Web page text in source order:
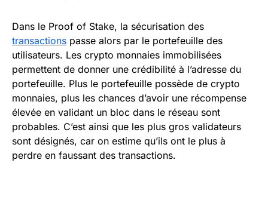
Dans le Proof of Stake, la sécurisation des
transactions passe alors par le portefeuille des
utilisateurs. Les crypto monnaies immobilisées
permettent de donner une crédibilité à l’adresse du
portefeuille. Plus le portefeuille possède de crypto
monnaies, plus les chances d’avoir une récompense
élevée en validant un bloc dans le réseau sont
probables. C’est ainsi que les plus gros validateurs
sont désignés, car on estime qu’ils ont le plus à
perdre en faussant des transactions.